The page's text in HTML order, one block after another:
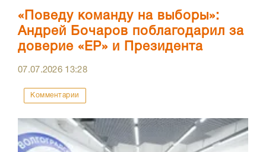
«Поведу команду на выборы»:
Андрей Бочаров поблагодарил за
доверие «ЕР» и Президента
07.07.2026 13:28
Комментарии